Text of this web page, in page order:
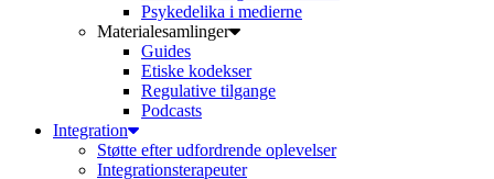
Psykedelika i medierne
Materialesamlinger
Guides
Etiske kodekser
Regulative tilgange
Podcasts
Integration
Støtte efter udfordrende oplevelser
Integrationsterapeuter